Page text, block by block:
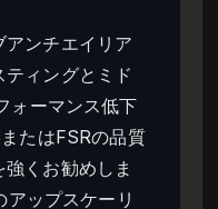
アンチエイリア
ィングとミド
ォーマンス低下
たはFSRの品質
くお勧めしま
ップスケーリ